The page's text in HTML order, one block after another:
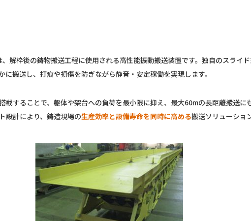
解枠後の鋳物搬送工程に使用される高性能振動搬送装置です。独自のスライ
に搬送し、打痕や損傷を防ぎながら静音・安定稼働を実現します。
載することで、躯体や架台への負荷を最小限に抑え、最大60mの長距離搬送に
設計により、鋳造現場の生産効率と設備寿命を同時に高める搬送ソリューショ